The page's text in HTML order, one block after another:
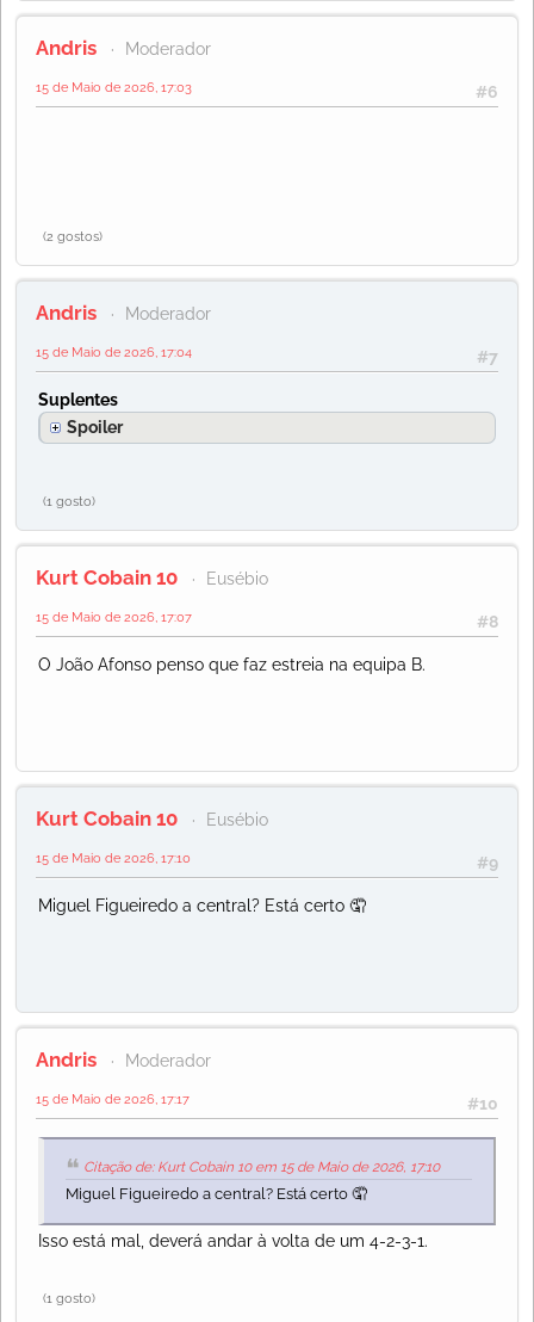
Andris Moderador
#6
15 de Maio de 2026, 17:03
(2 gostos)
Andris Moderador
#7
15 de Maio de 2026, 17:04
Suplentes
Spoiler
(1 gosto)
Kurt Cobain 10 Eusébio
#8
15 de Maio de 2026, 17:07
O João Afonso penso que faz estreia na equipa B.
Kurt Cobain 10 Eusébio
#9
15 de Maio de 2026, 17:10
Miguel Figueiredo a central? Está certo 🤦
Andris Moderador
#10
15 de Maio de 2026, 17:17
Citação de: Kurt Cobain 10 em 15 de Maio de 2026, 17:10
Miguel Figueiredo a central? Está certo 🤦
Isso está mal, deverá andar à volta de um 4-2-3-1.
(1 gosto)